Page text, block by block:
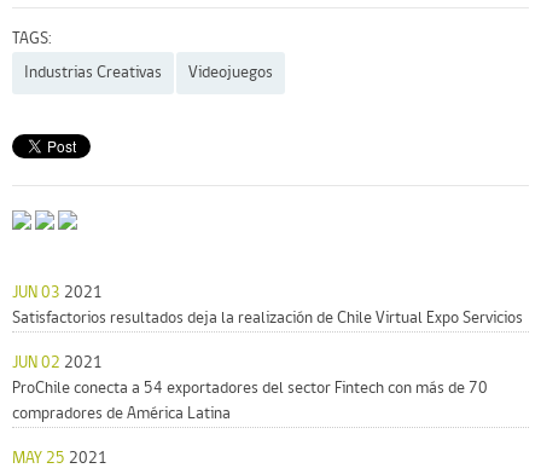
TAGS:
Industrias Creativas
Videojuegos
JUN 03 2021
Satisfactorios resultados deja la realización de Chile Virtual Expo Servicios
JUN 02 2021
ProChile conecta a 54 exportadores del sector Fintech con más de 70
compradores de América Latina
MAY 25 2021